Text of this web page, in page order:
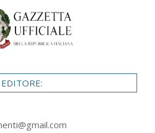
EDITORE: